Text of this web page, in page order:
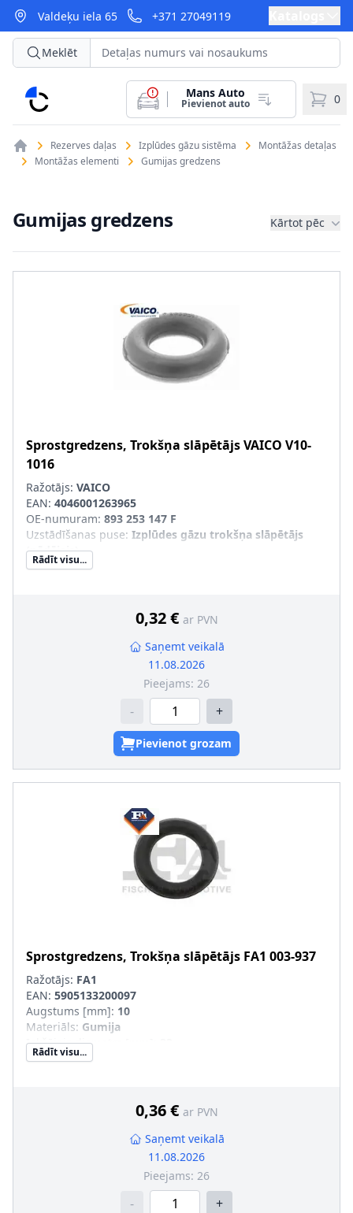
Valdeķu iela 65 +371 27049119
CarParts
Meklēt
Mans Auto
Pievienot auto 0
Rezerves daļas Izplūdes gāzu sistēma
Montāžas detaļas
Montāžas elementi
Gumijas gredzens
Gumijas gredzens Kārtot pēc
Sprostgredzens, Trokšņa slāpētājsVAICO V10-
1016
Ražotājs: VAICO
EAN: 4046001263965
OE-numuram: 893 253 147 F
Uzstādīšanas puse: Izplūdes gāzu trokšņa slāpētājs
(pēdējais)
Diametrs [mm]
Rādīt visu...
0,32 € ar PVN
Saņemt veikalā
11.08.2026
Pieejams: 26
- +
Pievienot grozam
Sprostgredzens, Trokšņa slāpētājs FA1 003-937
Ražotājs: FA1
EAN: 5905133200097
Augstums [mm]: 10
Materiāls: Gumija
Iekšējais diametrs [mm]
Ārējais diametrs [mm]
Rādīt visu...
0,36 € ar PVN
Saņemt veikalā
11.08.2026
Pieejams: 26
- +